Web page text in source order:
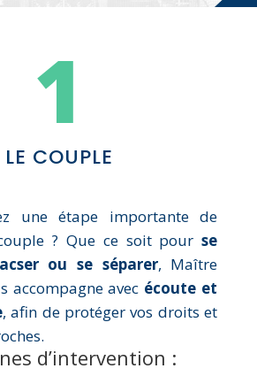
1
LE COUPLE
une étape importante de
? Que ce soit pourse
ou se séparer, Maître
accompagne avec écoute et
, afin de protéger vos droits et
d’intervention :